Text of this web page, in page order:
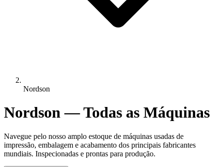
Nordson
Nordson — Todas as Máquinas
Navegue pelo nosso amplo estoque de máquinas usadas de
impressão, embalagem e acabamento dos principais fabricantes
mundiais. Inspecionadas e prontas para produção.